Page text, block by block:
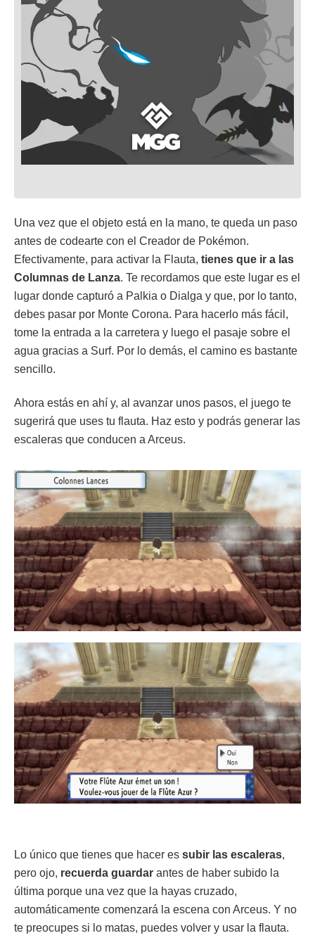
Una vez que el objeto está en la mano, te queda un paso
antes de codearte con el Creador de Pokémon.
Efectivamente, para activar la Flauta, tienes que ir a las
Columnas de Lanza. Te recordamos que este lugar es el
lugar donde capturó a Palkia o Dialga y que, por lo tanto,
debes pasar por Monte Corona. Para hacerlo más fácil,
tome la entrada a la carretera y luego el pasaje sobre el
agua gracias a Surf. Por lo demás, el camino es bastante
sencillo.
Ahora estás en ahí y, al avanzar unos pasos, el juego te
sugerirá que uses tu flauta. Haz esto y podrás generar las
escaleras que conducen a Arceus.
Lo único que tienes que hacer es subir las escaleras,
pero ojo, recuerda guardar antes de haber subido la
última porque una vez que la hayas cruzado,
automáticamente comenzará la escena con Arceus. Y no
te preocupes si lo matas, puedes volver y usar la flauta.